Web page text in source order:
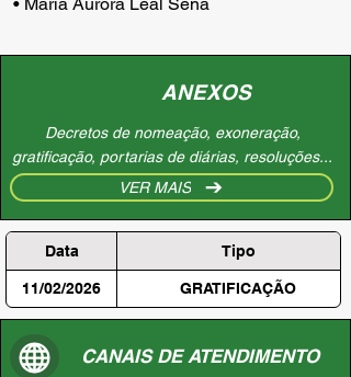
ANEXOS
Decretos de nomeação, exoneração,
gratificação, portarias de diárias, resoluções...
VER MAIS
Data Tipo
11/02/2026 GRATIFICAÇÃO
CANAIS DE ATENDIMENTO